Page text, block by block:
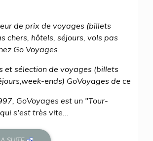
de prix de voyages (billets
chers, hôtels, séjours, vols pas
Go Voyages.
et sélection de voyages (billets
ends) GoVoyages de ce
GoVoyages est un "Tour-
s'est très vite...